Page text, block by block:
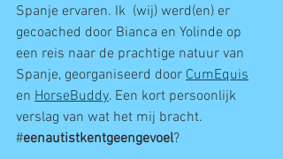
Spanje ervaren. Ik  (wij) werd(en) er
gecoached door Bianca en Yolinde op
een reis naar de prachtige natuur van
Spanje, georganiseerd door CumEquis
en HorseBuddy. Een kort persoonlijk
verslag van wat het mij bracht.
#eenautistkentgeengevoel?